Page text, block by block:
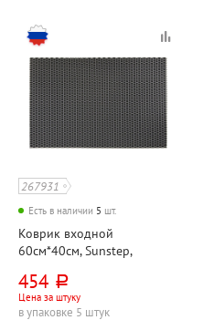
267931
Есть в наличии 5 шт.
Коврик входной
60см*40см, Sunstep,
этиленвинилацетат
454 руб.
Цена за штуку
в упаковке 5 штук